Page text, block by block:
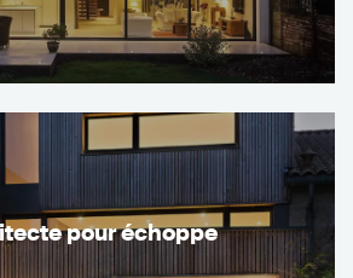
pour échoppe